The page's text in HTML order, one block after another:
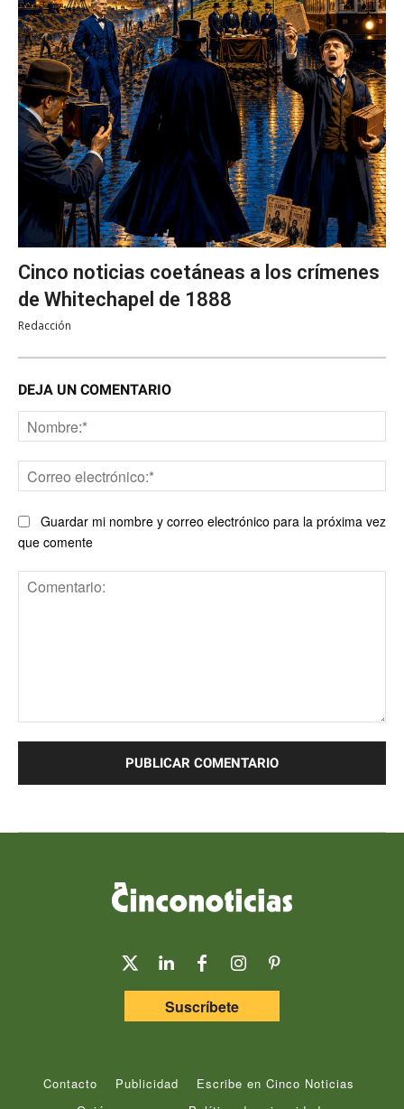
Cinco noticias coetáneas a los crímenes
de Whitechapel de 1888
Redacción
DEJA UN COMENTARIO
Guardar mi nombre y correo electrónico para la próxima vez
que comente
Suscríbete
Contacto Publicidad
Escribe en Cinco Noticias